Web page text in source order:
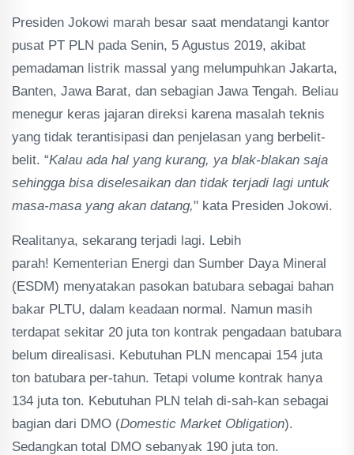
Presiden Jokowi marah besar saat mendatangi kantor
pusat PT PLN pada Senin, 5 Agustus 2019, akibat
pemadaman listrik massal yang melumpuhkan Jakarta,
Banten, Jawa Barat, dan sebagian Jawa Tengah. Beliau
menegur keras jajaran direksi karena masalah teknis
yang tidak terantisipasi dan penjelasan yang berbelit-
belit. “Kalau ada hal yang kurang, ya blak-blakan saja
sehingga bisa diselesaikan dan tidak terjadi lagi untuk
masa-masa yang akan datang," kata Presiden Jokowi.
Realitanya, sekarang terjadi lagi. Lebih
parah! Kementerian Energi dan Sumber Daya Mineral
(ESDM) menyatakan pasokan batubara sebagai bahan
bakar PLTU, dalam keadaan normal. Namun masih
terdapat sekitar 20 juta ton kontrak pengadaan batubara
belum direalisasi. Kebutuhan PLN mencapai 154 juta
ton batubara per-tahun. Tetapi volume kontrak hanya
134 juta ton. Kebutuhan PLN telah di-sah-kan sebagai
bagian dari DMO (Domestic Market Obligation).
Sedangkan total DMO sebanyak 190 juta ton.